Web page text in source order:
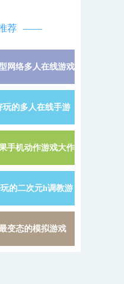
荐
详情 »
网络多人在线游戏
详情 »
玩的多人在线手游
详情 »
手机动作游戏大作
详情 »
的二次元h调教游
戏
详情 »
变态的模拟游戏